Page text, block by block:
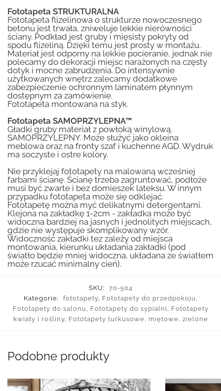
Fototapeta STRUKTURALNA
Fototapeta flizelinowa o strukturze nowoczesnego
betonu jest trwała, zniweluje lekkie nierówności
ściany. Podkład jest gruby i mięsisty pokryty od
spodu flizeliną. Dzięki temu jest prosty w montażu.
Materiał jest odporny na lekkie pocieranie, jednak nie
polecamy do dekoracji miejsc narażonych na częsty
dotyk i mocne zabrudzenia. Do intensywnie
użytkowanych wnętrz zalecamy dodatkowe
zabezpieczenie ochronnym laminatem płynnym
dostępnym za zamówienie.
Fototapeta montowana na styk.
Fototapeta SAMOPRZYLEPNA™
Gładki gruby materiał z powłoką winylową.
SAMOPRZYLEPNY. Może służyć jako okleina
meblowa oraz na fronty szaf i kuchenne AGD. Wydruk
ma soczyste i ostre kolory.
Nie przyklejaj fototapety na malowaną wcześniej
farbami ścianę. Ścianę trzeba zagruntować, podłoże
musi być zwarte i bez domieszek lateksu. W innym
przypadku fototapeta może się odklejać.
Fototapetę można myć delikatnymi detergentami.
Klejona na zakładkę 1-2cm - zakładka może być
widoczna bardziej na jasnych i jednolitych miejscach,
gdzie nie występuje skomplikowany wzór.
Widoczność zakładki tez zależy od miejsca
montowania, kierunku układania zakładki (pod
światło będzie mniej widoczna, układana ze światłem
może rzucać minimalny cień).
SKU:
70-504
Kategorie:
fototapety, Fototapety do przedpokoju ,
Fototapety do salonu , Fototapety do sypialni , Fototapety
kwiaty i rośliny, Fototapety turkusowe, miętowe, zielone
Podobne produkty